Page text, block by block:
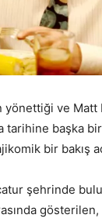
yönettiği ve Matt
tarihine başka
bir bakış
şehrinde